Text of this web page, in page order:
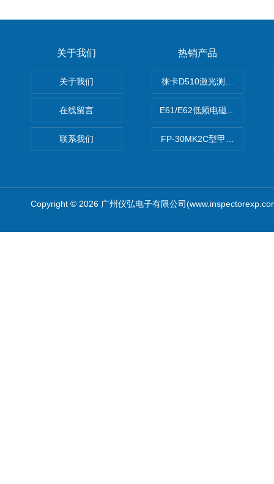
关于我们
关于我们
在线留言
联系我们
热销产品
徕卡D510激光测距仪
E61/E62低频电磁场强度分析
FP-30MK2C型甲醛检测仪
Copyright © 2026 广州仪弘电子有限公司